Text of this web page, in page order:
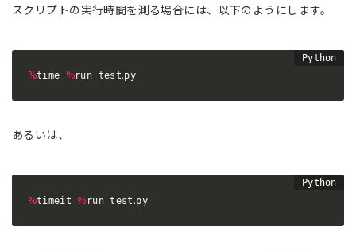
スクリプトの実行時間を測る場合には、以下のようにします。
%time %run test.py
あるいは、
%timeit % run test .py